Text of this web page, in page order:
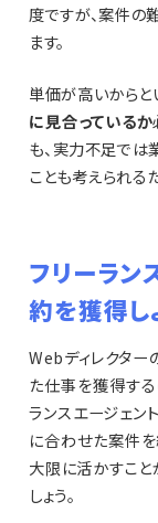
度ですが、案件の
ます。
単価が高いからと
に見合っているか
も、実力不足では
ことも考えられる
フリーラン
約を獲得し
Webディレクター
た仕事を獲得する
ランスエージェン
に合わせた案件を
大限に活かすこと
しょう。